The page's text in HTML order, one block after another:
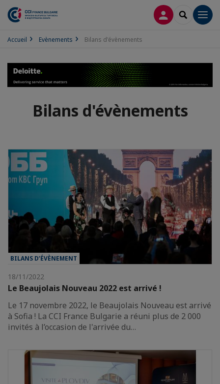
CONNEXION
Accueil Evènements Bilans d'évènements
Bilans d'évènements
BILANS D’ÉVÈNEMENT
18/11/2022
Le Beaujolais Nouveau 2022 est arrivé !
Le 17 novembre 2022, le Beaujolais Nouveau est arrivé
à Sofia ! La CCI France Bulgarie a réuni plus de 2 000
invités à l’occasion de l'arrivée du…